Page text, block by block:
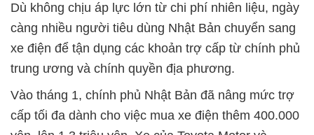
Dù không chịu áp lực lớn từ chi phí nhiên liệu, ngày
càng nhiều người tiêu dùng Nhật Bản chuyển sang
xe điện để tận dụng các khoản trợ cấp từ chính phủ
trung ương và chính quyền địa phương.
Vào tháng 1, chính phủ Nhật Bản đã nâng mức trợ
cấp tối đa dành cho việc mua xe điện thêm 400.000